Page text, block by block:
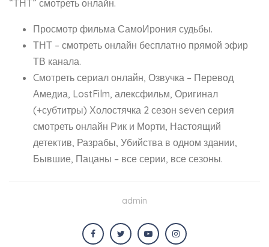
“ТНТ” смотреть онлайн.
Просмотр фильма СамоИрония судьбы.
ТНТ – смотреть онлайн бесплатно прямой эфир
ТВ канала.
Cмотреть сериал онлайн, Озвучка – Перевод
Амедиа, LostFilm, алексфильм, Оригинал
(+субтитры) Холостячка 2 сезон seven серия
смотреть онлайн Рик и Морти, Настоящий
детектив, Разрабы, Убийства в одном здании,
Бывшие, Пацаны – все серии, все сезоны.
admin